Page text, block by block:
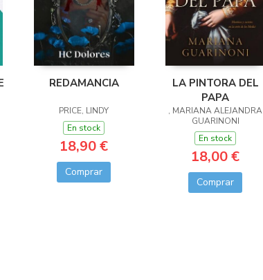
REDAMANCIA
PRICE, LINDY
En stock
18,90 €
Comprar
LA PINTORA DEL
PAPA
, MARIANA ALEJANDRA
GUARINONI
En stock
18,00 €
Comprar